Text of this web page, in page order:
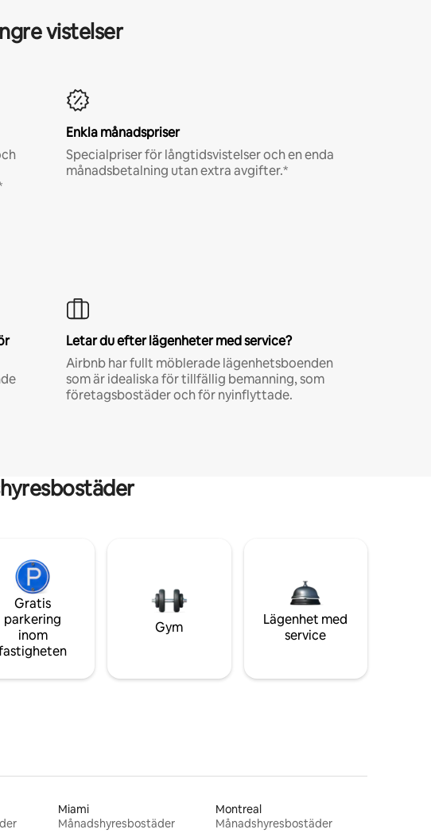
vistelser
Enkla månadspriser
Specialpriser för långtidsvistelser och en enda
månadsbetalning utan extra avgifter.*
Letar du efter lägenheter med service?
Airbnb har fullt möblerade lägenhetsboenden
som är idealiska för tillfällig bemanning, som
företagsbostäder och för nyinflyttade.
Gratis
parkering
inom
Gym
Lägenhet med
service
Miami
Månadshyresbostäder
Montreal
Månadshyresbostäder